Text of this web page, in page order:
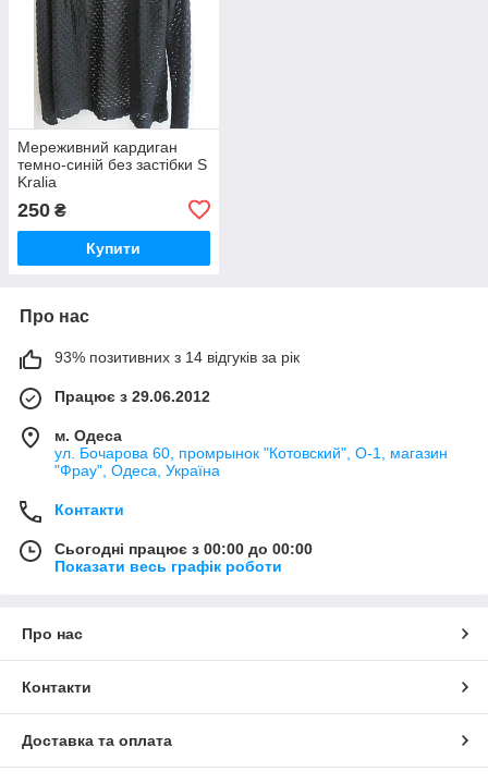
Мереживний кардиган
темно-синій без застібки S
Kralia
250 ₴
Купити
Про нас
93% позитивних з 14 відгуків за рік
Працює з 29.06.2012
м. Одеса
ул. Бочарова 60, промрынок "Котовский", О-1, магазин
"Фрау", Одеса, Україна
Контакти
Сьогодні працює з 00:00 до 00:00
Показати весь графік роботи
Про нас
Контакти
Доставка та оплата